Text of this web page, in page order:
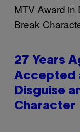
27 Years
Accepted
Disguise
Character